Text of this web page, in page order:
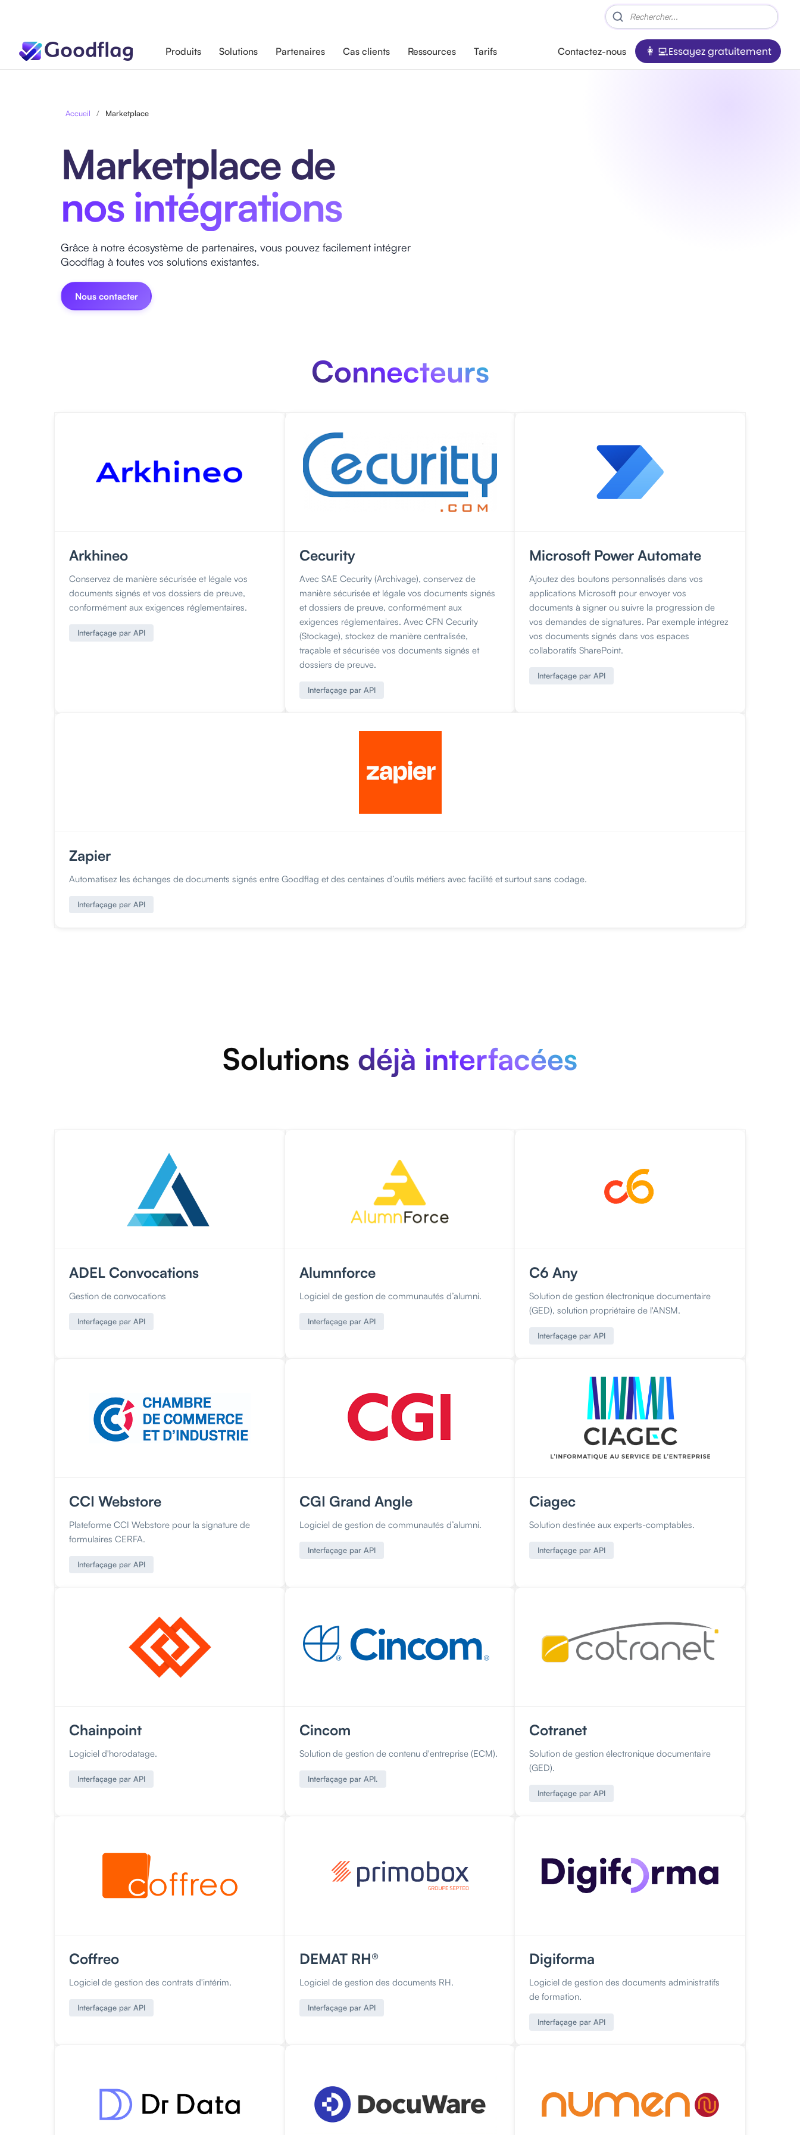
Produits Solutions Partenaires Cas clients Ressources Tarifs Contactez-nous Essayez gratuitement
Accueil / Marketplace
Marketplace de
nos intégrations
Grâce à notre écosystème de partenaires, vous pouvez facilement intégrer
Goodflag à toutes vos solutions existantes.
Nous contacter
Connecteurs
Arkhineo
Conservez de manière sécurisée et légale vos
documents signés et vos dossiers de preuve,
conformément aux exigences réglementaires.
Interfaçage par API
Cecurity
Avec SAE Cecurity (Archivage), conservez de
manière sécurisée et légale vos documents signés
et dossiers de preuve, conformément aux
exigences réglementaires. Avec CFN Cecurity
(Stockage), stockez de manière centralisée,
traçable et sécurisée vos documents signés et
dossiers de preuve.
Interfaçage par API
Microsoft Power Automate
Ajoutez des boutons personnalisés dans vos
applications Microsoft pour envoyer vos
documents à signer ou suivre la progression de
vos demandes de signatures. Par exemple intégrez
vos documents signés dans vos espaces
collaboratifs SharePoint.
Interfaçage par API
Zapier
Automatisez les échanges de documents signés entre Goodflag et des centaines d’outils métiers avec facilité et surtout sans codage.
Interfaçage par API
Solutions déjà interfacées
ADEL Convocations
Gestion de convocations
Interfaçage par API
Alumnforce
Logiciel de gestion de communautés d’alumni.
Interfaçage par API
C6 Any
Solution de gestion électronique documentaire
(GED), solution propriétaire de l'ANSM.
Interfaçage par API
CCI Webstore
Plateforme CCI Webstore pour la signature de
formulaires CERFA.
Interfaçage par API
CGI Grand Angle
Logiciel de gestion de communautés d’alumni.
Interfaçage par API
Ciagec
Solution destinée aux experts-comptables.
Interfaçage par API
Chainpoint
Logiciel d'horodatage.
Interfaçage par API
Cincom
Solution de gestion de contenu d'entreprise (ECM).
Interfaçage par API.
Cotranet
Solution de gestion électronique documentaire
(GED).
Interfaçage par API
Coffreo
Logiciel de gestion des contrats d'intérim.
Interfaçage par API
DEMAT RH®
Logiciel de gestion des documents RH.
Interfaçage par API
Digiforma
Logiciel de gestion des documents administratifs
de formation.
Interfaçage par API